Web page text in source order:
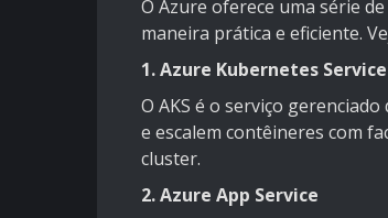
O Azure oferece uma série
maneira prática e eficiente.
1. Azure Kubernetes Service
O AKS é o serviço
e escalem contêineres com
cluster.
2. Azure App Service